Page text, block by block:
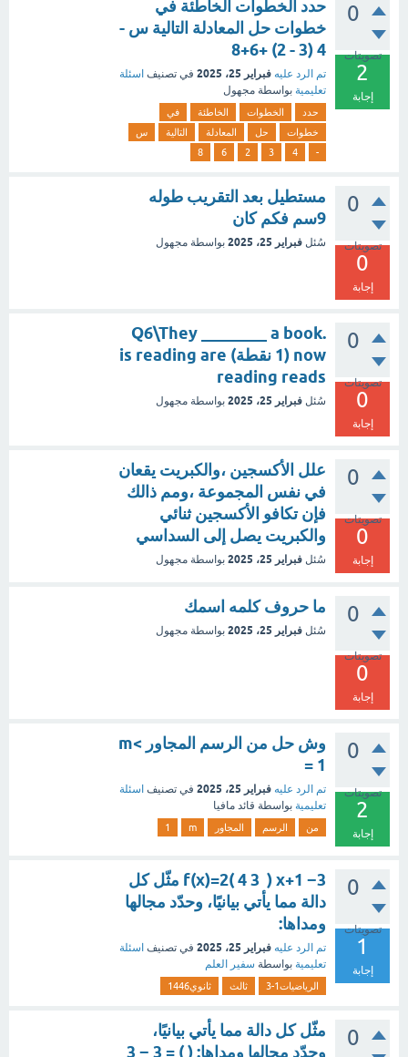
0
تصويتات
2
إجابة
حدد الخطوات الخاطئة في
خطوات حل المعادلة التالية س -
4 (3 - 2) +6+8
تم الرد عليه فبراير 25، 2025 في تصنيف اسئلة
تعليمية بواسطة مجهول
حدد الخطوات الخاطئة
في
خطوات
حل المعادلة التالية
س
-
4
3
2
6
8
0
تصويتات
0
إجابة
مستطيل بعد التقريب طوله
9سم فكم كان
سُئل فبراير 25، 2025 بواسطة مجهول
0
تصويتات
0
إجابة
.Q6\They ________ a book
now (1 نقطة) is reading are
reading reads
سُئل فبراير 25، 2025 بواسطة مجهول
0
تصويتات
0
إجابة
علل الأكسجين ،والكبريت يقعان
في نفس المجموعة ،ومم ذالك
فإن تكافو الأكسجين ثنائي
والكبريت يصل إلى السداسي
سُئل فبراير 25، 2025 بواسطة مجهول
0
تصويتات
0
إجابة
ما حروف كلمه اسمك
سُئل فبراير 25، 2025 بواسطة مجهول
0
تصويتات
2
إجابة
وش حل من الرسم المجاور m<
1 =
تم الرد عليه فبراير 25، 2025 في تصنيف اسئلة
تعليمية بواسطة قائد مافيا
من الرسم المجاور m
1
0
تصويتات
1
إجابة
f(x)=2( 4 3 ​ ) x+1 −3 مثّل كل
دالة مما يأتي بيانيًا، وحدّد مجالها
ومداها:
تم الرد عليه فبراير 25، 2025 في تصنيف اسئلة
تعليمية بواسطة سفير العلم
الرياضيات1-3 ثالث ثانوي1446
0
مثّل كل دالة مما يأتي بيانيًا،
وحدّد مجالها ومداها: ( ) = 3 − 3